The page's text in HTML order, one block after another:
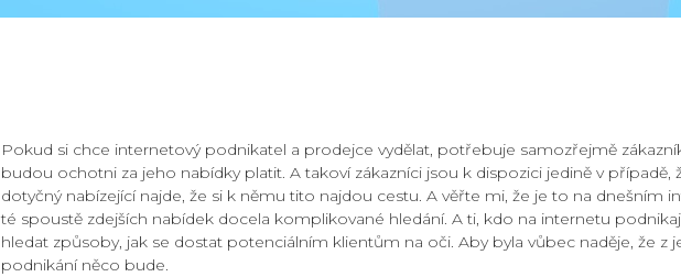
Pokud si chce internetový podnikatel a prodejce vydělat, potřebuje samozřejmě
budou ochotni za jeho nabídky platit. A takoví zákazníci jsou k dispozici jedině v případě,
dotyčný nabízející najde, že si k němu tito najdou cestu. A věřte mi, že je to na dnešním
té spoustě zdejších nabídek docela komplikované hledání. A ti, kdo na internetu
hledat způsoby, jak se dostat potenciálním klientům na oči. Aby byla vůbec naděje, že z
podnikání něco bude.